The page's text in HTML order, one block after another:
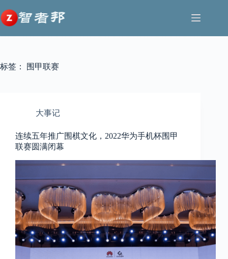
至
内
容
标签： 围甲联赛
大事记
连续五年推广围棋文化，2022华为手机杯围甲
联赛圆满闭幕